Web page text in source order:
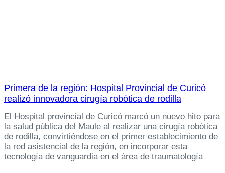
Primera de la región: Hospital Provincial de Curicó
realizó innovadora cirugía robótica de rodilla
El Hospital provincial de Curicó marcó un nuevo hito para
la salud pública del Maule al realizar una cirugía robótica
de rodilla, convirtiéndose en el primer establecimiento de
la red asistencial de la región, en incorporar esta
tecnología de vanguardia en el área de traumatología